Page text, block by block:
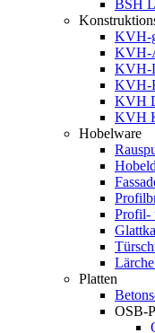
BSH
KVH-
KVH-
KVH-
KVH-
KVH
KVH
Hobelware
Profil-
Platten
OSB-